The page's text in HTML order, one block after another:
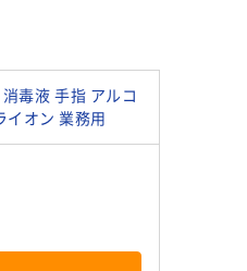
毒液 手指 アルコ
イオン 業務用